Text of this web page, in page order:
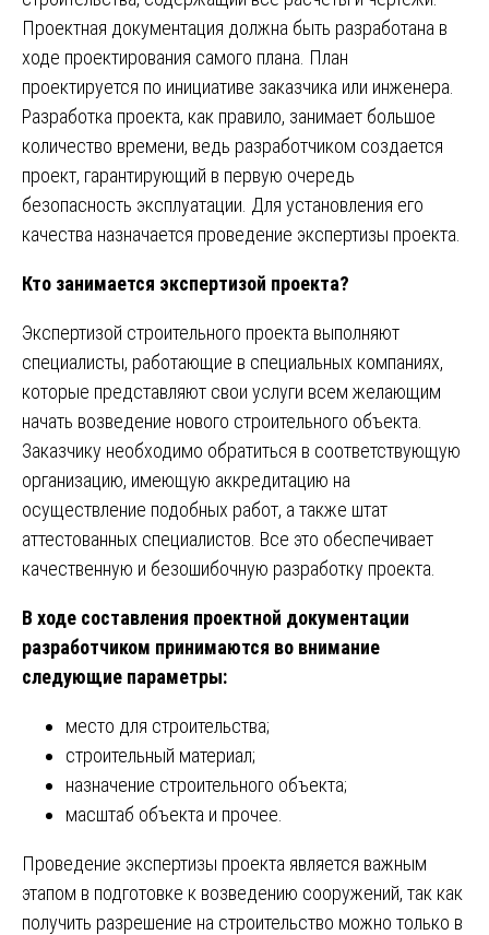
Проектная документация должна быть разработана в
ходе проектирования самого плана. План
проектируется по инициативе заказчика или инженера.
Разработка проекта, как правило, занимает большое
количество времени, ведь разработчиком создается
проект, гарантирующий в первую очередь
безопасность эксплуатации. Для установления его
качества назначается проведение экспертизы проекта.
Кто занимается экспертизой проекта?
Экспертизой строительного проекта выполняют
специалисты, работающие в специальных компаниях,
которые представляют свои услуги всем желающим
начать возведение нового строительного объекта.
Заказчику необходимо обратиться в соответствующую
организацию, имеющую аккредитацию на
осуществление подобных работ, а также штат
аттестованных специалистов. Все это обеспечивает
качественную и безошибочную разработку проекта.
В ходе составления проектной документации
разработчиком принимаются во внимание
следующие параметры:
место для строительства;
строительный материал;
назначение строительного объекта;
масштаб объекта и прочее.
Проведение экспертизы проекта является важным
этапом в подготовке к возведению сооружений, так как
получить разрешение на строительство можно только в